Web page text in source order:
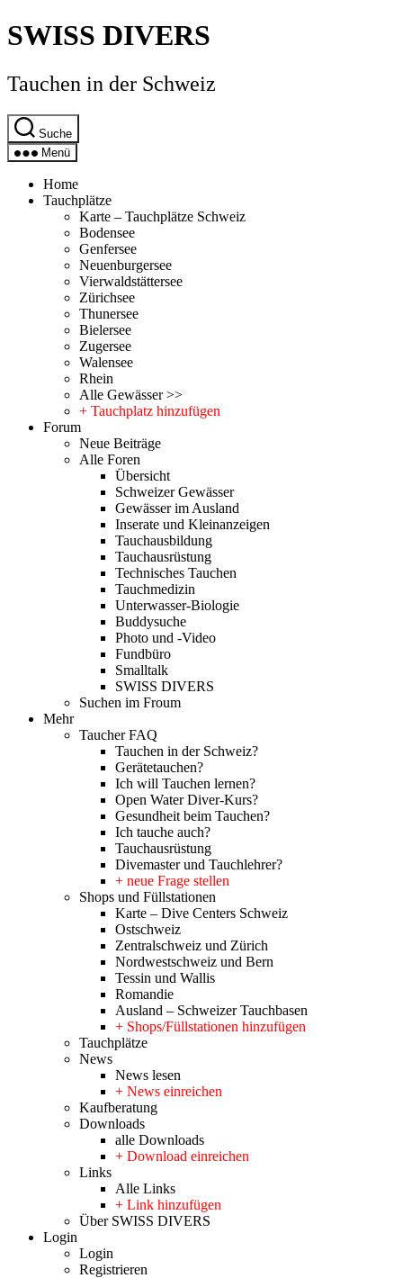
Direkt
zum
wechseln
SWISS DIVERS
Tauchen in der Schweiz
Suche
Menü
Home
Tauchplätze
Karte – Tauchplätze Schweiz
Bodensee
Genfersee
Neuenburgersee
Vierwaldstättersee
Zürichsee
Thunersee
Bielersee
Zugersee
Walensee
Rhein
Alle Gewässer >>
+ Tauchplatz hinzufügen
Forum
Neue Beiträge
Alle Foren
Übersicht
Schweizer Gewässer
Gewässer im Ausland
Inserate und Kleinanzeigen
Tauchausbildung
Tauchausrüstung
Technisches Tauchen
Tauchmedizin
Unterwasser-Biologie
Buddysuche
Photo und -Video
Fundbüro
Smalltalk
SWISS DIVERS
Suchen im Froum
Mehr
Taucher FAQ
Tauchen in der Schweiz?
Gerätetauchen?
Ich will Tauchen lernen?
Open Water Diver-Kurs?
Gesundheit beim Tauchen?
Ich tauche auch?
Tauchausrüstung
Divemaster und Tauchlehrer?
+ neue Frage stellen
Shops und Füllstationen
Karte – Dive Centers Schweiz
Ostschweiz
Zentralschweiz und Zürich
Nordwestschweiz und Bern
Tessin und Wallis
Romandie
Ausland – Schweizer Tauchbasen
+ Shops/Füllstationen hinzufügen
Tauchplätze
News
News lesen
+ News einreichen
Kaufberatung
Downloads
alle Downloads
+ Download einreichen
Links
Alle Links
+ Link hinzufügen
Über SWISS DIVERS
Login
Login
Registrieren